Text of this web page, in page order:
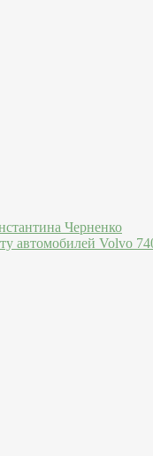
Черненко
автомобилей Volvo